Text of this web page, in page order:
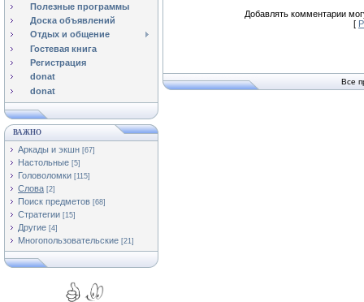
Полезные программы
Доска объявлений
Отдых и общение
Гостевая книга
Регистрация
donat
donat
ВАЖНО
Аркады и экшн [67]
Настольные [5]
Головоломки [115]
Слова [2]
Поиск предметов [68]
Стратегии [15]
Другие [4]
Многопользовательские [21]
Добавлять комментарии
[
Все